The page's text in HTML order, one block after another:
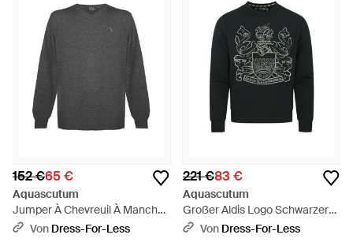
152 €65 €
Aquascutum
Jumper À Chevreuil À Manches
Longues Et À Col En V Avec
Von Dress-For-Less
221 €83 €
Aquascutum
Großer Aldis Logo Schwarzer
Sweatshirt - Grau
Von Dress-For-Less